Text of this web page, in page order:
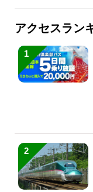
アクセスラン
1
2